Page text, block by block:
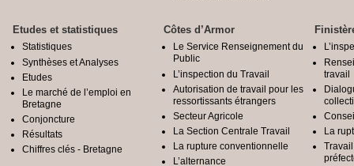
Etudes et statistiques
Statistiques
Synthèses et Analyses
Etudes
Le marché de l’emploi en
Bretagne
Conjoncture
Résultats
Chiffres clés - Bretagne
Côtes d’Armor
Le Service Renseignement du
Public
L’inspection du Travail
Autorisation de travail pour les
ressortissants étrangers
Secteur Agricole
La Section Centrale Travail
La rupture conventionnelle
L’alternance
travail
La